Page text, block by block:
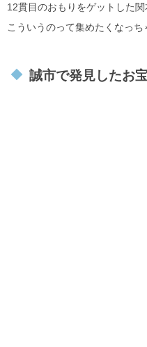
12貫目のおもりをゲットした関
こういうのって集めたくなっち
誠市で発見したお